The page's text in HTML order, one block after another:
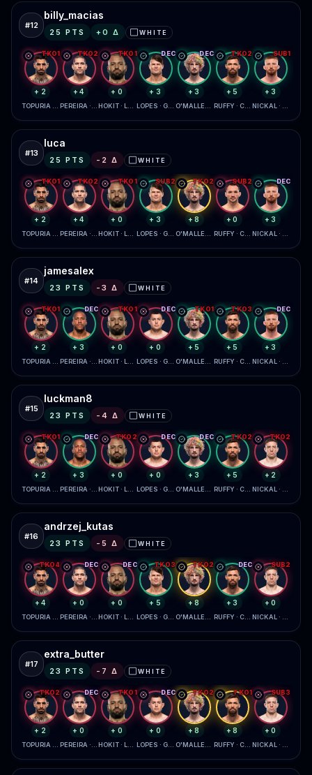
#12
billy_macias
25 PTS +0 Δ WHITE
TKO1
+2
TKO2
+4
TKO1
+0
DEC
+3
DEC
+3
TKO2
+5
RUFFY · CHANDLER
SUB1
+3
#13
luca
25 PTS -2 Δ WHITE
TKO1
+2
TKO2
+4
TKO1
+0
SUB2
+3
TKO2
+8
SUB2
+0
RUFFY · CHANDLER
DEC
+3
#14
jamesalex
23 PTS -3 Δ WHITE
TKO1
+2
DEC
+3
TKO1
+0
DEC
+0
TKO1
+5
TKO3
+5
RUFFY · CHANDLER
DEC
+3
#15
luckman8
23 PTS -4 Δ WHITE
TKO1
+2
DEC
+3
TKO2
+0
DEC
+0
DEC
+3
TKO2
+5
RUFFY · CHANDLER
TKO2
+2
#16
andrzej_kutas
23 PTS -5 Δ WHITE
TKO4
+4
DEC
+0
DEC
+0
TKO3
+5
TKO2
+8
DEC
+3
RUFFY · CHANDLER
SUB2
+0
#17
extra_butter
23 PTS -7 Δ WHITE
TKO2
+2
DEC
+0
TKO1
+0
DEC
+0
TKO2
+8
TKO1
+8
RUFFY · CHANDLER
SUB3
+0